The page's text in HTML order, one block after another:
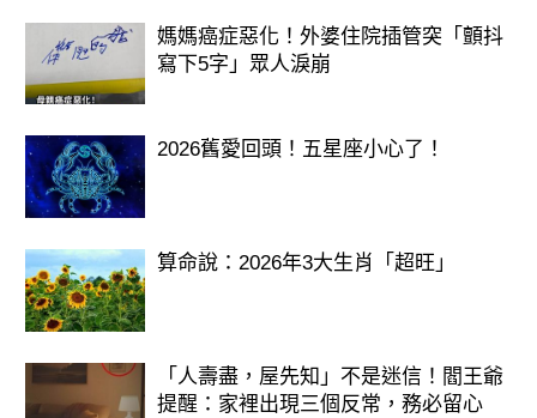
媽媽癌症惡化！外婆住院插管突「顫抖
寫下5字」眾人淚崩
2026舊愛回頭！五星座小心了！
算命說：2026年3大生肖「超旺」
「人壽盡，屋先知」不是迷信！閻王爺
提醒：家裡出現三個反常，務必留心